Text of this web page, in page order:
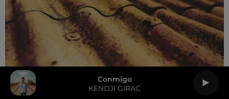
Conmigo
KENDJI GIRAC
6 août 2026